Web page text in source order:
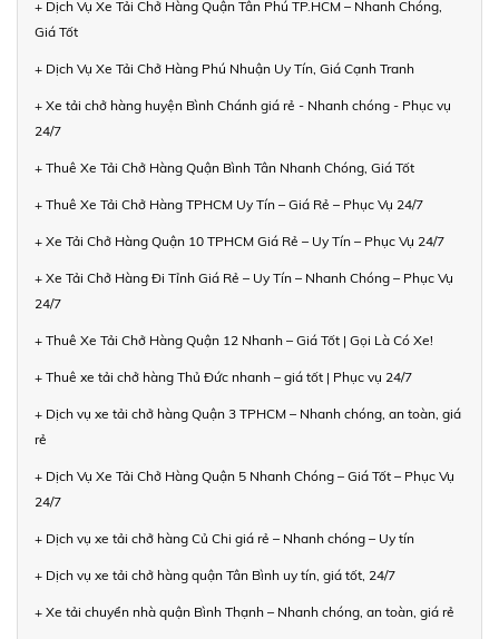
+ Dịch Vụ Xe Tải Chở Hàng Quận Tân Phú TP.HCM – Nhanh Chóng,
Giá Tốt
+ Dịch Vụ Xe Tải Chở Hàng Phú Nhuận Uy Tín, Giá Cạnh Tranh
+ Xe tải chở hàng huyện Bình Chánh giá rẻ - Nhanh chóng - Phục vụ
24/7
+ Thuê Xe Tải Chở Hàng Quận Bình Tân Nhanh Chóng, Giá Tốt
+ Thuê Xe Tải Chở Hàng TPHCM Uy Tín – Giá Rẻ – Phục Vụ 24/7
+ Xe Tải Chở Hàng Quận 10 TPHCM Giá Rẻ – Uy Tín – Phục Vụ 24/7
+ Xe Tải Chở Hàng Đi Tỉnh Giá Rẻ – Uy Tín – Nhanh Chóng – Phục Vụ
24/7
+ Thuê Xe Tải Chở Hàng Quận 12 Nhanh – Giá Tốt | Gọi Là Có Xe!
+ Thuê xe tải chở hàng Thủ Đức nhanh – giá tốt | Phục vụ 24/7
+ Dịch vụ xe tải chở hàng Quận 3 TPHCM – Nhanh chóng, an toàn, giá
rẻ
+ Dịch Vụ Xe Tải Chở Hàng Quận 5 Nhanh Chóng – Giá Tốt – Phục Vụ
24/7
+ Dịch vụ xe tải chở hàng Củ Chi giá rẻ – Nhanh chóng – Uy tín
+ Dịch vụ xe tải chở hàng quận Tân Bình uy tín, giá tốt, 24/7
+ Xe tải chuyển nhà quận Bình Thạnh – Nhanh chóng, an toàn, giá rẻ